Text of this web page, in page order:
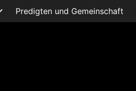
Predigten und Gemeinschaft